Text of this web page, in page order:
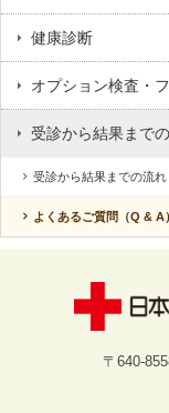
健康診断
オプション検査・
受診から結果まで
受診から結果までの流れ
よくあるご質問（Q & A
〒640-